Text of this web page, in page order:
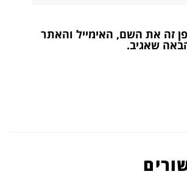
זה את השם, האימייל והאתר
שאגיב.